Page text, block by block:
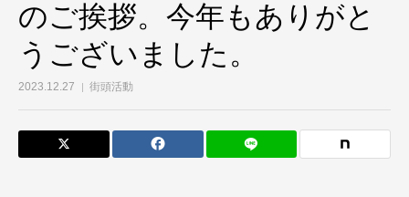
のご挨拶。今年もありがと
うございました。
2023.12.27 街頭活動